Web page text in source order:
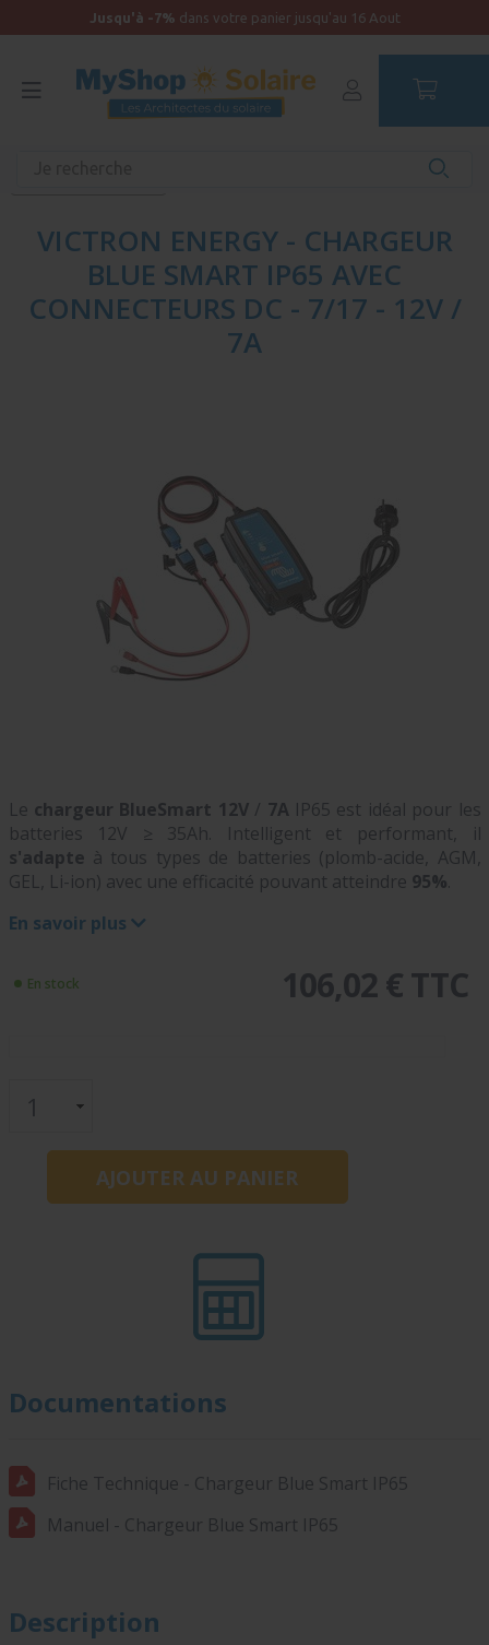
Jusqu'à -7% dans votre panier jusqu'au 16 Aout
VICTRON ENERGY - CHARGEUR
BLUE SMART IP65 AVEC
CONNECTEURS DC - 7/17 - 12V /
7A
Le chargeur BlueSmart 12V/ 7A IP65 est idéal pour les
batteries 12V ≥ 35Ah. Intelligent et performant, il
s'adapte à tous types de batteries (plomb-acide, AGM,
GEL, Li-ion) avec une efficacité pouvant atteindre 95%.
En savoir plus
En stock 106,02 € TTC
Documentations
Fiche Technique - Chargeur Blue Smart IP65
Manuel - Chargeur Blue Smart IP65
Description